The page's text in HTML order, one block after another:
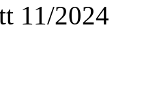
11/2024